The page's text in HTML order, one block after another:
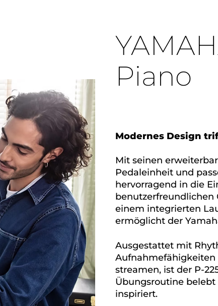
Piano
Modernes Design
Mit seinen
Pedaleinheit und
hervorragend in die
benutzerfreundlichen
einem integrierten
ermöglicht der
Ausgestattet mit
Aufnahmefähigkeiten
streamen, ist der P-
Übungsroutine
inspiriert.